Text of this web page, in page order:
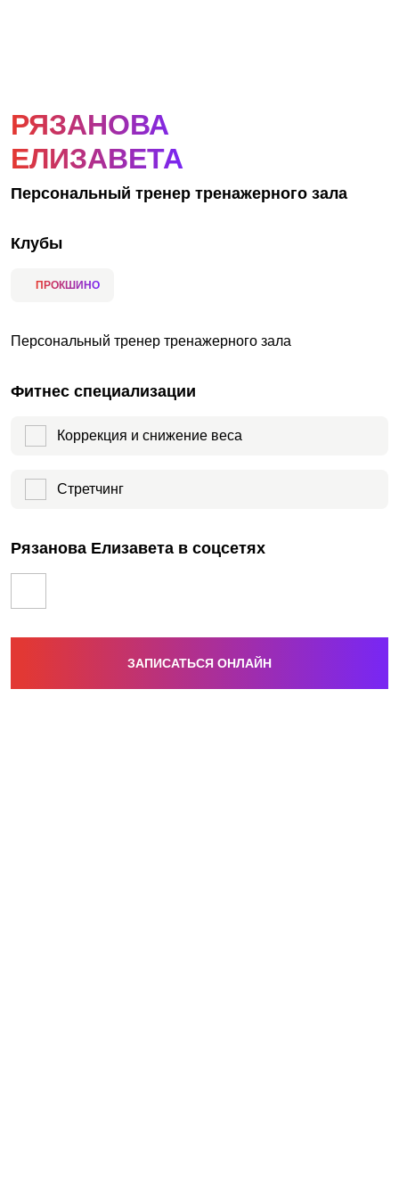
РЯЗАНОВА
ЕЛИЗАВЕТА
Персональный тренер тренажерного зала
Клубы
ПРОКШИНО
Персональный тренер тренажерного зала
Фитнес специализации
Коррекция и снижение веса
Стретчинг
Рязанова Елизавета в соцсетях
ЗАПИСАТЬСЯ ОНЛАЙН